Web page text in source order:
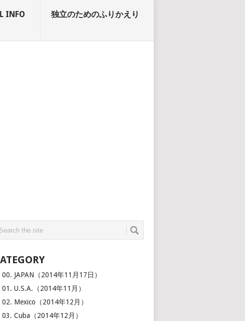
INFO 独立のためのふりかえり
00. JAPAN（2014年11月17日）
01. U.S.A.（2014年11月）
02. Mexico（2014年12月）
03. Cuba（2014年12月）